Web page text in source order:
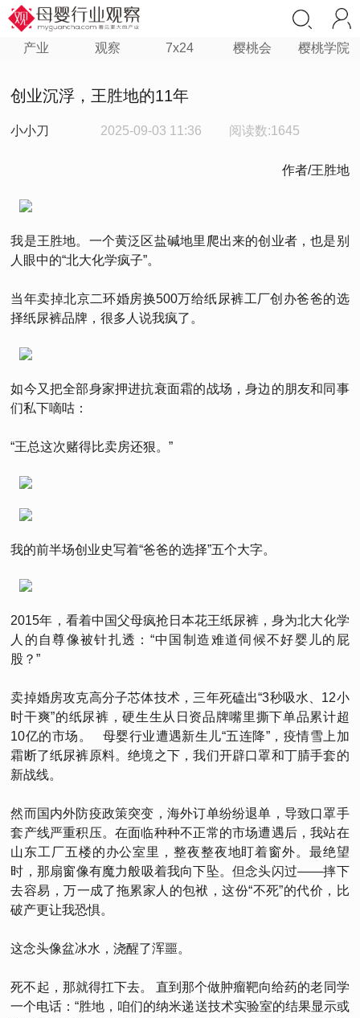
产业 观察 7x24 樱桃会 樱桃学院
创业沉浮，王胜地的11年
小小刀 2025-09-03 11:36 阅读数:1645
作者/王胜地
我是王胜地。一个黄泛区盐碱地里爬出来的创业者，也是别
人眼中的“北大化学疯子”。
当年卖掉北京二环婚房换500万给纸尿裤工厂创办爸爸的选
择纸尿裤品牌，很多人说我疯了。
如今又把全部身家押进抗衰面霜的战场，身边的朋友和同事
们私下嘀咕：
“王总这次赌得比卖房还狠。”
我的前半场创业史写着“爸爸的选择”五个大字。
2015年，看着中国父母疯抢日本花王纸尿裤，身为北大化学
人的自尊像被针扎透：“中国制造难道伺候不好婴儿的屁
股？”
卖掉婚房攻克高分子芯体技术，三年死磕出“3秒吸水、12小
时干爽”的纸尿裤，硬生生从日资品牌嘴里撕下单品累计超
10亿的市场。 母婴行业遭遇新生儿“五连降”，疫情雪上加
霜断了纸尿裤原料。绝境之下，我们开辟口罩和丁腈手套的
新战线。
然而国内外防疫政策突变，海外订单纷纷退单，导致口罩手
套产线严重积压。在面临种种不正常的市场遭遇后，我站在
山东工厂五楼的办公室里，整夜整夜地盯着窗外。最绝望
时，那扇窗像有魔力般吸着我向下坠。但念头闪过——摔下
去容易，万一成了拖累家人的包袱，这份“不死”的代价，比
破产更让我恐惧。
这念头像盆冰水，浇醒了浑噩。
死不起，那就得扛下去。 直到那个做肿瘤靶向给药的老同学
一个电话：“胜地，咱们的纳米递送技术实验室的结果显示或